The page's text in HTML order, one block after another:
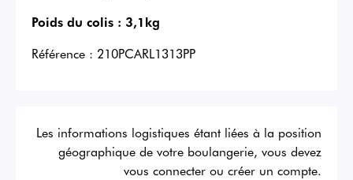
Poids du colis : 3,1kg
Référence : 210PCARL1313PP
Les informations logistiques étant liées à la position
géographique de votre boulangerie, vous devez
vous connecter ou créer un compte.